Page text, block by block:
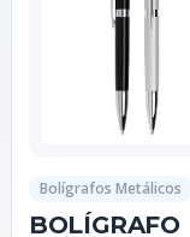
Bolígrafos Metálicos
BOLÍGRAFO